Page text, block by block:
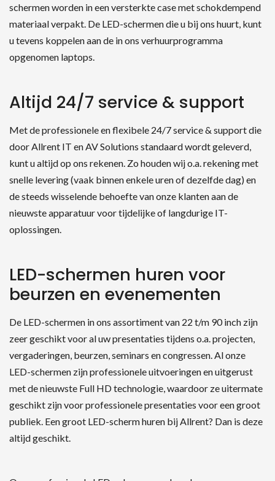
schermen worden in een versterkte case met schokdempend
materiaal verpakt. De LED-schermen die u bij ons huurt, kunt
u tevens koppelen aan de in ons verhuurprogramma
opgenomen laptops.
Altijd 24/7 service & support
Met de professionele en flexibele 24/7 service & support die
door Allrent IT en AV Solutions standaard wordt geleverd,
kunt u altijd op ons rekenen. Zo houden wij o.a. rekening met
snelle levering (vaak binnen enkele uren of dezelfde dag) en
de steeds wisselende behoefte van onze klanten aan de
nieuwste apparatuur voor tijdelijke of langdurige IT-
oplossingen.
LED-schermen huren voor
beurzen en evenementen
De LED-schermen in ons assortiment van 22 t/m 90 inch zijn
zeer geschikt voor al uw presentaties tijdens o.a. projecten,
vergaderingen, beurzen, seminars en congressen. Al onze
LED-schermen zijn professionele uitvoeringen en uitgerust
met de nieuwste Full HD technologie, waardoor ze uitermate
geschikt zijn voor professionele presentaties voor een groot
publiek. Een groot LED-scherm huren bij Allrent? Dan is deze
altijd geschikt.